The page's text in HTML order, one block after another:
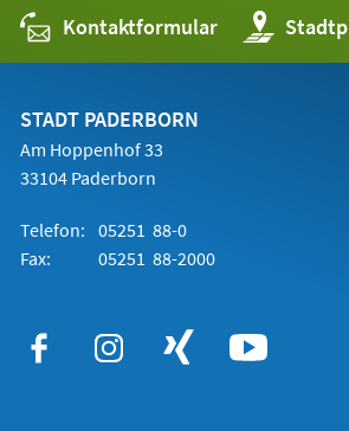
Kontaktformular (Öffnet
in
einem
STADT PADERBORN
Am Hoppenhof 33
33104 Paderborn
Telefon: 05251 88-0
Fax:
05251 88-2000